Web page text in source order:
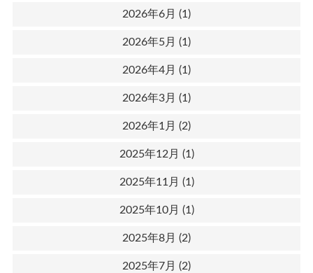
2026年6月 (1)
2026年5月 (1)
2026年4月 (1)
2026年3月 (1)
2026年1月 (2)
2025年12月 (1)
2025年11月 (1)
2025年10月 (1)
2025年8月 (2)
2025年7月 (2)